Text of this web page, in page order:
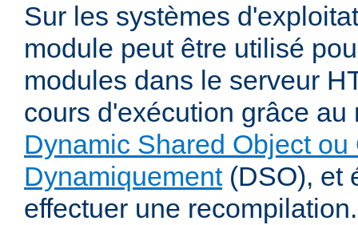
Sur les systèmes
module peut être utilisé
modules dans le serveur
cours d'exécution grâce au
Dynamic Shared Object
Dynamiquement(DSO), et
effectuer une recompilation.